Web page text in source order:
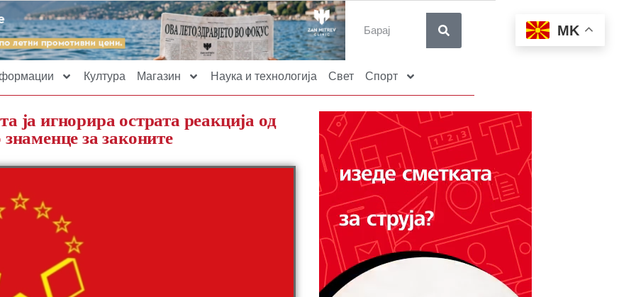
Култура Магазин Наука и технологија Свет Спорт
ја игнорира острата реакција од
за законите
MK